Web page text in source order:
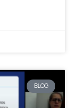
BLOG